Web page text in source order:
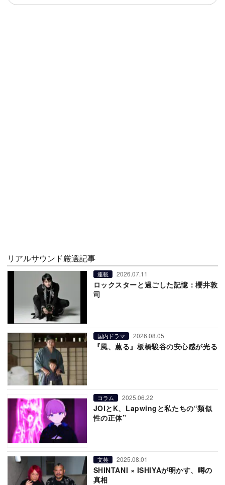
リアルサウンド厳選記事
連載 2026.07.11
ロックスターと過ごした記憶：櫻井敦
司
国内ドラマ 2026.08.05
『風、薫る』板橋駿谷の安心感が光る
コラム 2025.06.22
JOIとK、Lapwingと私たちの“類似
性の正体”
文芸 2025.08.01
SHINTANI × ISHIYAが明かす、噂の
真相